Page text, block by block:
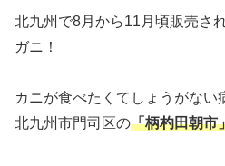
北九州で8月から11月頃販売さ
ガニ！
カニが食べたくてしょうがない
北九州市門司区の「柄杓田朝市